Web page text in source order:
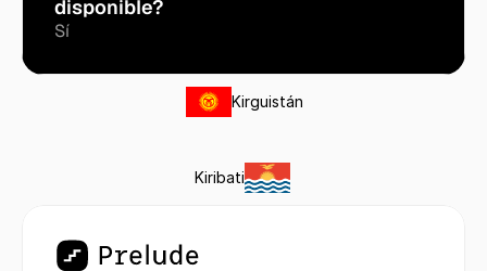
disponible?
Sí
Kirguistán
Kiribati